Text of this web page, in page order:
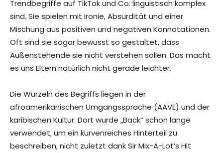
Trendbegriffe auf TikTok und Co. linguistisch komplex
sind. Sie spielen mit Ironie, Absurdität und einer
Mischung aus positiven und negativen Konnotationen.
Oft sind sie sogar bewusst so gestaltet, dass
Außenstehende sie nicht verstehen sollen. Das macht
es uns Eltern natürlich nicht gerade leichter.
Die Wurzeln des Begriffs liegen in der
afroamerikanischen Umgangssprache (AAVE) und der
karibischen Kultur. Dort wurde „Back“ schon lange
verwendet, um ein kurvenreiches Hinterteil zu
beschreiben, nicht zuletzt dank Sir Mix-A-Lot’s Hit